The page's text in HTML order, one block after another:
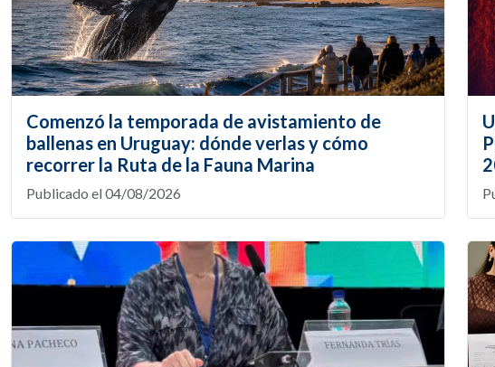
Comenzó la temporada de avistamiento de
ballenas en Uruguay: dónde verlas y cómo
recorrer la Ruta de la Fauna Marina
Publicado el 04/08/2026